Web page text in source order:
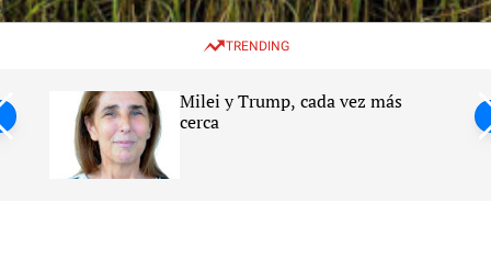
w
c
e
e
TRENDING
Milei y Trump, cada vez más
cerca